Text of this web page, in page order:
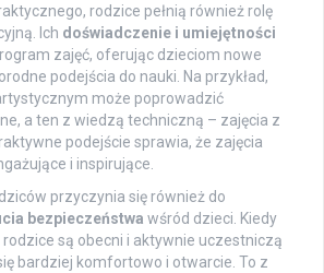
rodzice pełnią również rolę
Ich doświadczenie i umiejętności
zajęć, oferując dzieciom nowe
podejścia do nauki. Na przykład,
może poprowadzić
a ten z wiedzą techniczną – zajęcia z
podejście sprawia, że zajęcia
i inspirujące.
przyczynia się również do
bezpieczeństwa wśród dzieci. Kiedy
rodzice są obecni i aktywnie uczestniczą
bardziej komfortowo i otwarcie. To z